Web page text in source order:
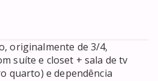
originalmente de 3/4,
suíte e closet + sala de tv
quarto) e dependência